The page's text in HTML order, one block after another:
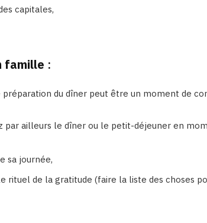
capitales,
famille :
préparation du dîner peut être un moment de
par ailleurs le dîner ou le petit-déjeuner en
sa journée,
rituel de la gratitude (faire la liste des choses